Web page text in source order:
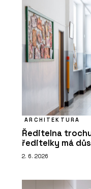
ARCHITEKTURA
Ředitelna
ředitelky má
2. 6. 2026